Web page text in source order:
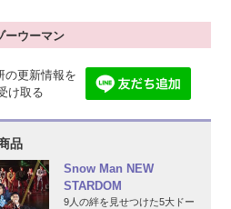
ーウーマン
の更新情報を
け取る
品
Snow Man NEW
STARDOM
9人の絆を見せつけた5大ドー